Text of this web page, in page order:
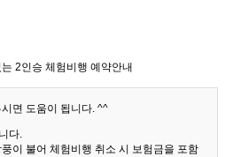
2인승 체험비행 예약안내
면 도움이 됩니다. ^^
다.
이 불어 체험비행 취소 시 보험금을 포함